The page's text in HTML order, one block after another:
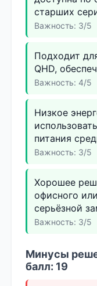
старших
Важность: 3/5
Подходит
QHD,
Важность: 4/5
Низкое
питания
Важность: 3/5
Хорошее
офисного
серьёзной
Важность: 3/5
Минусы
балл: 19